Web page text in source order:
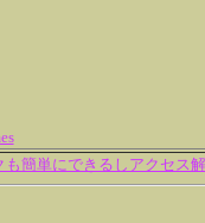
も簡単にできるしアクセス